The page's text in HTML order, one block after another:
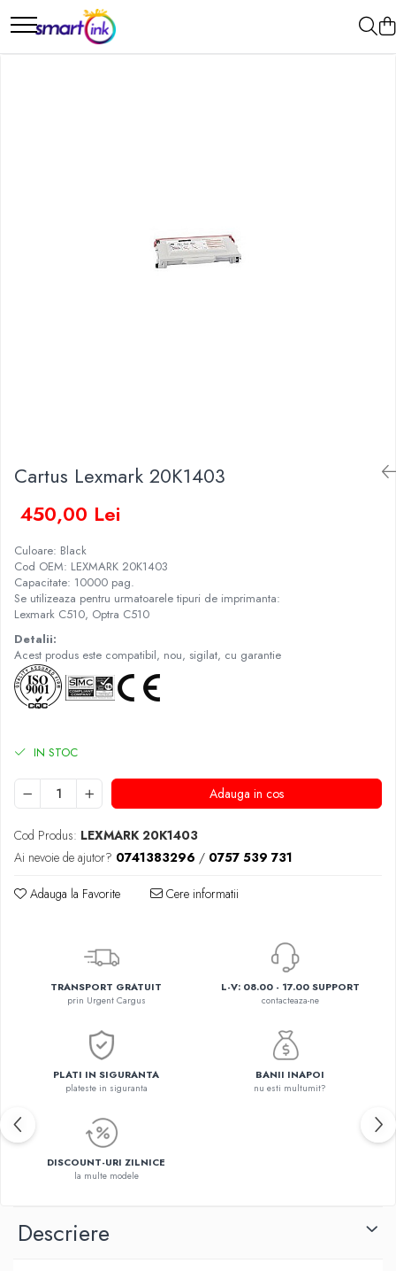
Cartus Lexmark 20K1403
450,00 Lei
Culoare: Black
Cod OEM: LEXMARK 20K1403
Capacitate: 10000 pag.
Se utilizeaza pentru urmatoarele tipuri de imprimanta:
Lexmark C510, Optra C510
Detalii:
Acest produs este compatibil, nou, sigilat, cu garantie
IN STOC
Adauga in cos
Cod Produs: LEXMARK 20K1403
Ai nevoie de ajutor? 0741383296 / 0757 539 731
Adauga la Favorite Cere informatii
TRANSPORT GRATUIT
prin Urgent Cargus
L-V: 08.00 - 17.00 SUPPORT
contacteaza-ne
PLATI IN SIGURANTA
plateste in siguranta
BANII INAPOI
nu esti multumit?
DISCOUNT-URI ZILNICE
la multe modele
Descriere